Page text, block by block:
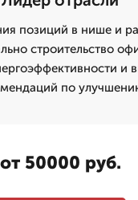
позиций в нише и
строительство
и
по
от 50000 руб.